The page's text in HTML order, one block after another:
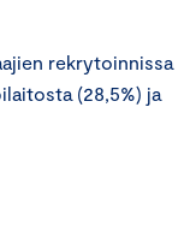
rekrytoinnissa
(28,5%) ja